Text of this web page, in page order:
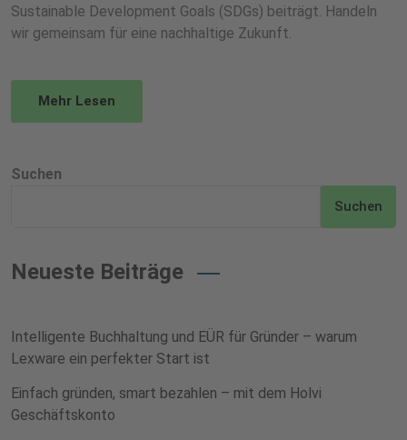
Sustainable Development Goals (SDGs) beiträgt. Handeln
wir gemeinsam für eine nachhaltige Zukunft.
Mehr Lesen
Suchen
Suchen
Neueste Beiträge
Intelligente Buchhaltung und EÜR für Gründer – warum
Lexware ein perfekter Start ist
Einfach gründen, smart bezahlen – mit dem Holvi
Geschäftskonto